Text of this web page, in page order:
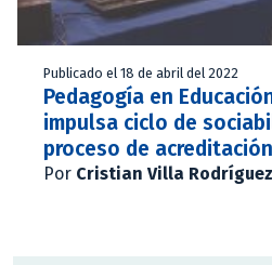
Publicado el 18 de abril del 2022
Pedagogía en
impulsa ciclo de
proceso de acreditación
Por Cristian Villa Rodríguez